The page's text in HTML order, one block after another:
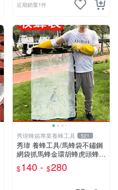
近期銷量1件
秀瑋蜂箱專業養蜂工具 521
秀瑋 養蜂工具/馬蜂袋不鏽鋼
網袋抓馬蜂金環胡蜂虎頭蜂專
用裝蜂巢袋子收蜂袋 虎頭蜂
$140 - $280